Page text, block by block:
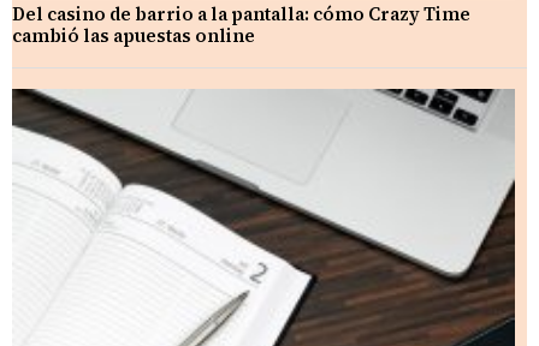
Del casino de barrio a la pantalla: cómo Crazy Time
cambió las apuestas online